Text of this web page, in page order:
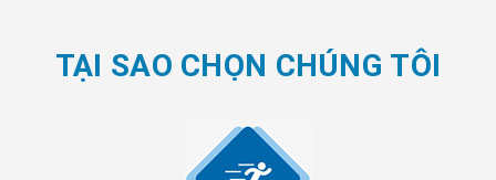
TẠI SAO CHỌN CHÚNG TÔI